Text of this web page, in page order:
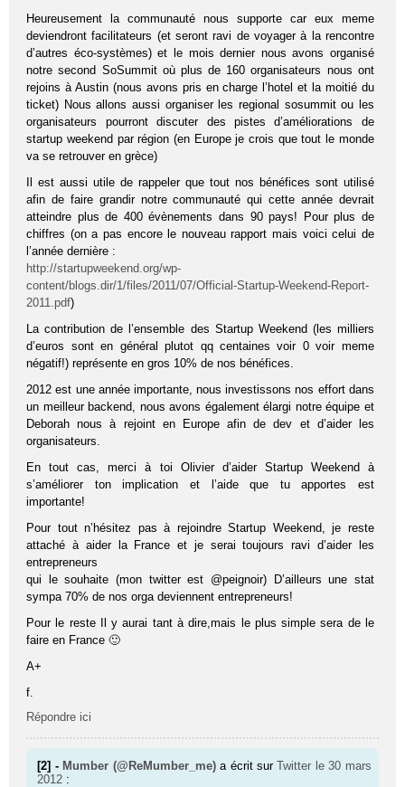
Heureusement la communauté nous supporte car eux meme
deviendront facilitateurs (et seront ravi de voyager à la rencontre
d’autres éco-systèmes) et le mois dernier nous avons organisé
notre second SoSummit où plus de 160 organisateurs nous ont
rejoins à Austin (nous avons pris en charge l’hotel et la moitié du
ticket) Nous allons aussi organiser les regional sosummit ou les
organisateurs pourront discuter des pistes d’améliorations de
startup weekend par région (en Europe je crois que tout le monde
va se retrouver en grèce)
Il est aussi utile de rappeler que tout nos bénéfices sont utilisé
afin de faire grandir notre communauté qui cette année devrait
atteindre plus de 400 évènements dans 90 pays! Pour plus de
chiffres (on a pas encore le nouveau rapport mais voici celui de
l’année dernière :
http://startupweekend.org/wp-
content/blogs.dir/1/files/2011/07/Official-Startup-Weekend-Report-
2011.pdf)
La contribution de l’ensemble des Startup Weekend (les milliers
d’euros sont en général plutot qq centaines voir 0 voir meme
négatif!) représente en gros 10% de nos bénéfices.
2012 est une année importante, nous investissons nos effort dans
un meilleur backend, nous avons également élargi notre équipe et
Deborah nous à rejoint en Europe afin de dev et d’aider les
organisateurs.
En tout cas, merci à toi Olivier d’aider Startup Weekend à
s’améliorer ton implication et l’aide que tu apportes est
importante!
Pour tout n’hésitez pas à rejoindre Startup Weekend, je reste
attaché à aider la France et je serai toujours ravi d’aider les
entrepreneurs
qui le souhaite (mon twitter est @peignoir) D’ailleurs une stat
sympa 70% de nos orga deviennent entrepreneurs!
Pour le reste Il y aurai tant à dire,mais le plus simple sera de le
faire en France 🙂
A+
f.
Répondre ici
[2] - Mumber (@ReMumber_me) a écrit surTwitter le 30 mars
2012 :